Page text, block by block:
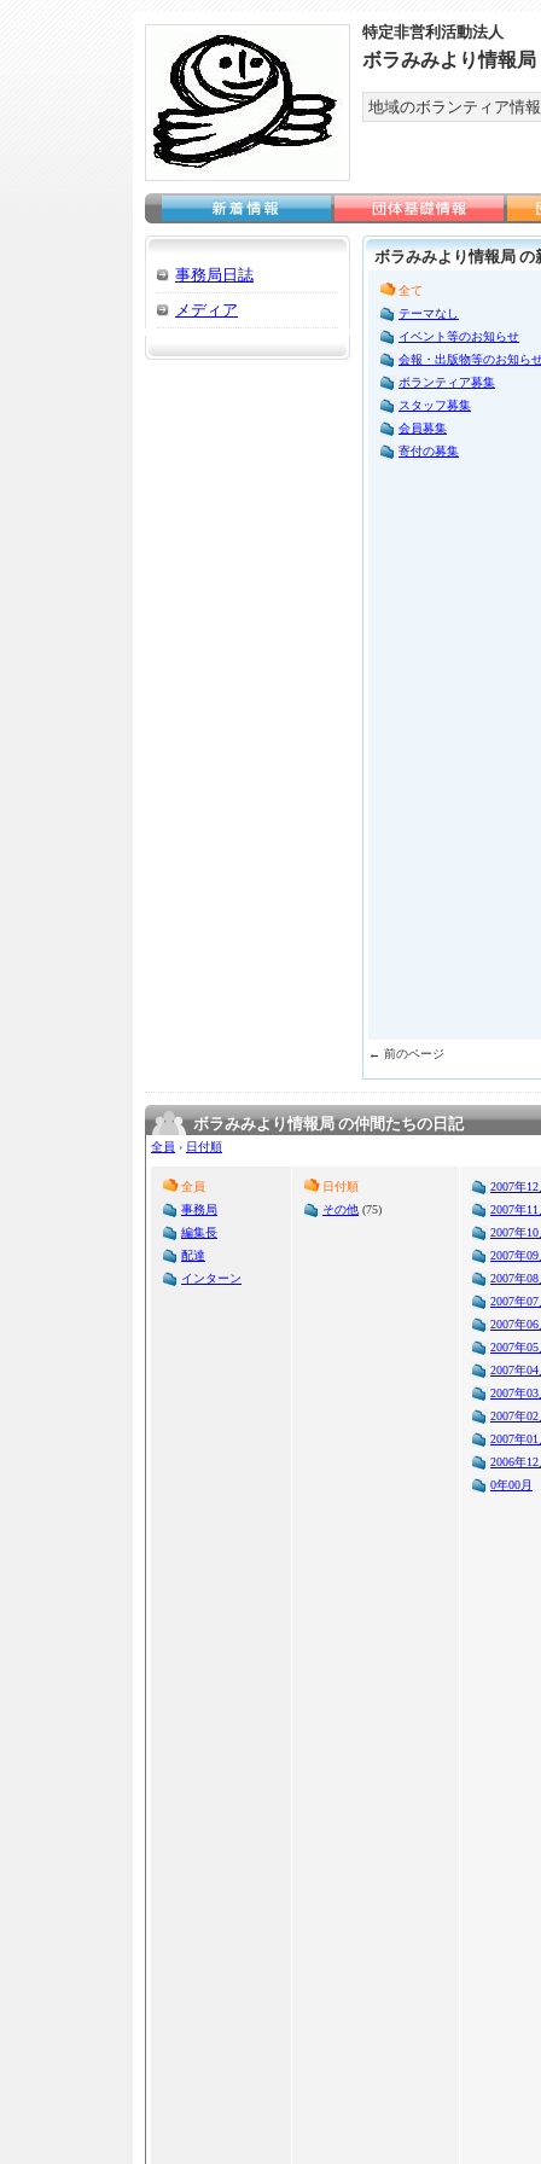
特定非営利活動法人
ボラみみより情報局
地域のボランティア情
事務局日誌
メディア
ボラみみより情報局 の
全て
テーマなし
イベント等のお知らせ
会報・出版物等のお知ら
ボランティア募集
スタッフ募集
会員募集
寄付の募集
← 前のページ
ボラみみより情報局 の仲間たちの日記
全員 › 日付順
全員
事務局
編集長
配達
インターン
日付順
その他 (75)
2007年
2007年
2007年
2007年
2007年
2007年
2007年
2007年
2007年
2007年
2007年
2007年
2006年
0年00月